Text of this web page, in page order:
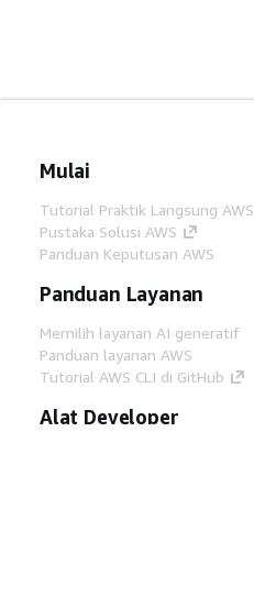
Mulai
Tutorial Praktik Langsung AWS
Pustaka Solusi AWS
Panduan Keputusan AWS
Panduan Layanan
Memilih layanan AI generatif
Panduan layanan AWS
Tutorial AWS CLI di GitHub
Alat Developer